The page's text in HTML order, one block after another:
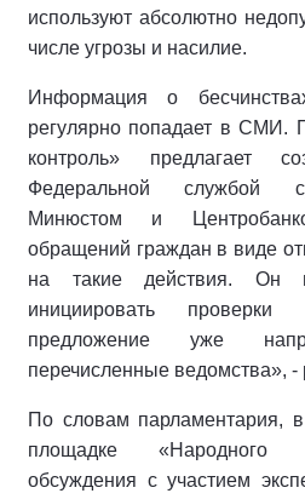
используют абсолютно
числе угрозы и насилие.
Информация о
регулярно попадает в СМИ.
контроль» предлагает
Федеральной службой
Минюстом и
обращений граждан в виде
на такие действия. Он
инициировать
предложение уже
перечисленные ведомства», -
По словам парламентария,
площадке «Народного
обсуждения с участием